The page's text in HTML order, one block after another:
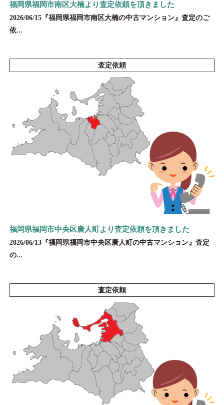
福岡県福岡市南区大楠より査定依頼を頂きました
2026/06/15『福岡県福岡市南区大楠の中古マンション』査定のご
依...
査定依頼
福岡県福岡市中央区唐人町より査定依頼を頂きました
2026/06/13『福岡県福岡市中央区唐人町の中古マンション』査定
の...
査定依頼